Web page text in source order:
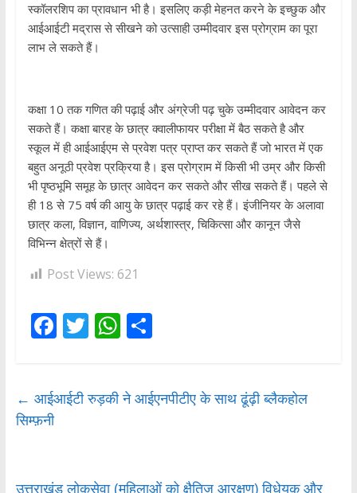
स्कॉलरशिप का प्रावधान भी है। इसलिए कड़ी मेहनत करने के इच्छुक और
आईआईटी मद्रास से सीखने को उत्साही उम्मीदवार इस प्रोग्राम का पूरा
लाभ ले सकते हैं।
कक्षा 10 तक गणित की पढ़ाई और अंग्रेजी पढ़ चुके उम्मीदवार आवेदन कर
सकते हैं। कक्षा बारह के छात्र क्वालीफायर परीक्षा में बैठ सकते है और
स्कूल में ही आईआईएम से प्रवेश पत्र प्राप्त कर सकते हैं जो भारत में एक
बहुत अनूठी प्रवेश प्रक्रिया है। इस प्रोग्राम में किसी भी उम्र और किसी
भी पृष्ठभूमि समूह के छात्र आवेदन कर सकते और सीख सकते हैं। पहले से
ही 18 से 75 वर्ष की आयु के छात्र पढ़ाई कर रहे हैं। इंजीनियर के अलावा
छात्र कला, विज्ञान, वाणिज्य, अर्थशास्त्र, चिकित्सा और कानून जैसे
विभिन्न क्षेत्रों से हैं।
Post Views: 621
F
b
k
T
er
W
s
p
S
e
← आईआईटी रुड़की ने आईएनपीटीए के साथ ढूंढ़ी ब्लैकहोल
सिम्फ़नी
उत्तराखंड लोकसेवा (महिलाओं को क्षैतिज आरक्षण) विधेयक और